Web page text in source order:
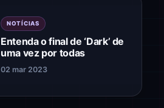
NOTÍCIAS
Entenda o final de ‘Dark’ de
uma vez por todas
02 mar 2023